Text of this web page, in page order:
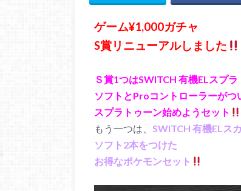
ゲーム¥1,000ガチャ
S賞リニューアルしました
Ｓ賞1つはSWITCH 有機ELスプ
ソフトとProコントローラーがつ
スプラトゥーン始めようセット
もう一つは、 SWITCH 有機ELス
ソフト2本をつけた
お得なポケモンセット